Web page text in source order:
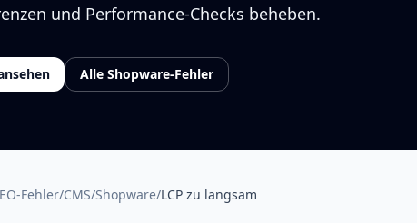
und Performance-Checks beheben.
Alle Shopware-Fehler
Fehler/CMS/Shopware/LCP zu langsam